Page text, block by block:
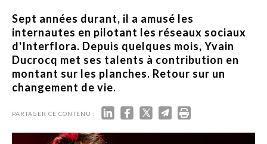
Sept années durant, il a amusé les
internautes en pilotant les réseaux sociaux
d'Interflora. Depuis quelques mois, Yvain
Ducrocq met ses talents à contribution en
montant sur les planches. Retour sur un
changement de vie.
PARTAGER CE CONTENU :